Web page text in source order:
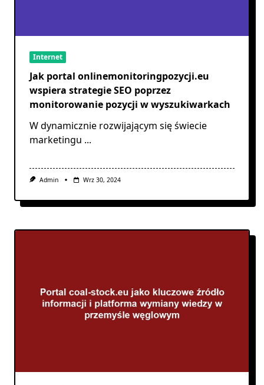
Internet
Jak portal onlinemonitoringpozycji.eu
wspiera strategie SEO poprzez
monitorowanie pozycji w wyszukiwarkach
W dynamicznie rozwijającym się świecie
marketingu ...
Admin Wrz 30, 2024